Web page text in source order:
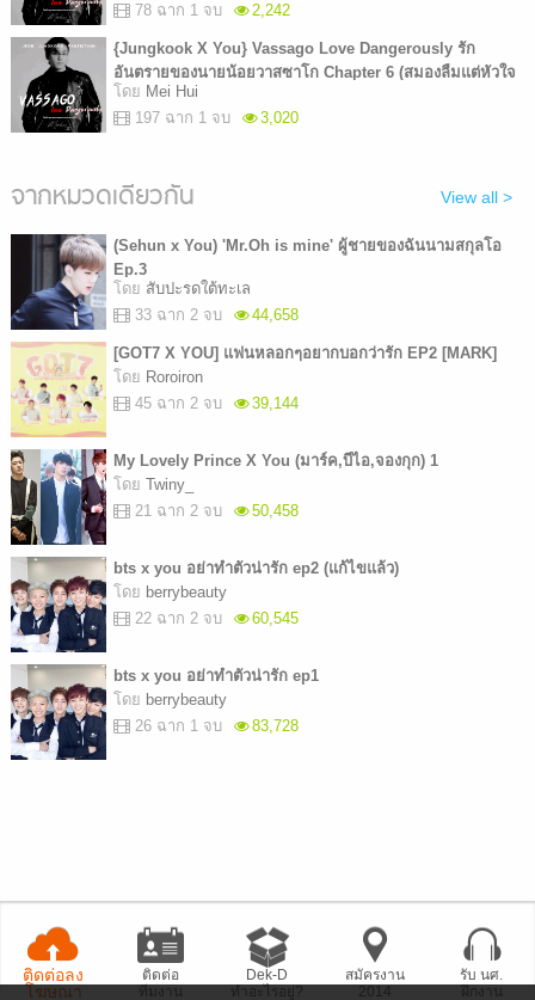
78 ฉาก 1 จบ
2,242
{Jungkook X You} Vassago Love Dangerously รัก
อันตรายของนายน้อยวาสซาโก Chapter 6 (สมองลืมแต่หัวใจ
กลับจำ
โดย Mei Hui
197 ฉาก 1 จบ
3,020
จากหมวดเดียวกัน View all >
(Sehun x You) 'Mr.Oh is mine' ผู้ชายของฉันนามสกุลโอ
Ep.3
โดย สับปะรดใต้ทะเล
33 ฉาก 2 จบ
44,658
[GOT7 X YOU] แฟนหลอกๆอยากบอกว่ารัก EP2 [MARK]
โดย Roroiron
45 ฉาก 2 จบ
39,144
My Lovely Prince X You (มาร์ค,บีไอ,จองกุก) 1
โดย Twiny_
21 ฉาก 2 จบ
50,458
bts x you อย่าทำตัวน่ารัก ep2 (แก้ไขแล้ว)
โดย berrybeauty
22 ฉาก 2 จบ
60,545
bts x you อย่าทำตัวน่ารัก ep1
โดย berrybeauty
26 ฉาก 1 จบ
83,728
ติดต่อลง
โฆษณา
ติดต่อ
ทีมงาน
Dek-D
ทำอะไรอยู่?
สมัครงาน
2014
รับ นศ.
ฝึกงาน